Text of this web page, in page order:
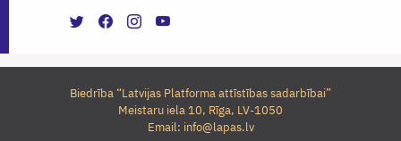
Biedrība “Latvijas Platforma attīstības sadarbībai”
Meistaru iela 10, Rīga, LV-1050
Email: info@lapas.lv